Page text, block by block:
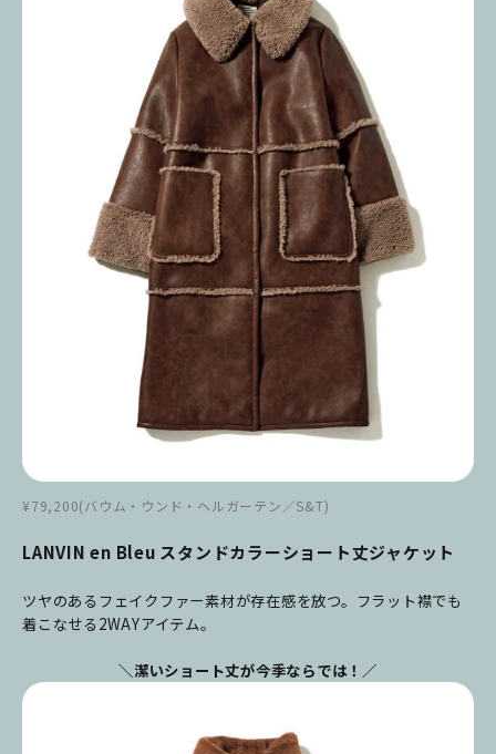
¥79,200(バウム・ウンド・ヘルガーテン／S&T)
LANVIN en Bleu スタンドカラーショート丈ジャケット
ツヤのあるフェイクファー素材が存在感を放つ。フラット襟でも
着こなせる2WAYアイテム。
＼潔いショート丈が今季ならでは！／